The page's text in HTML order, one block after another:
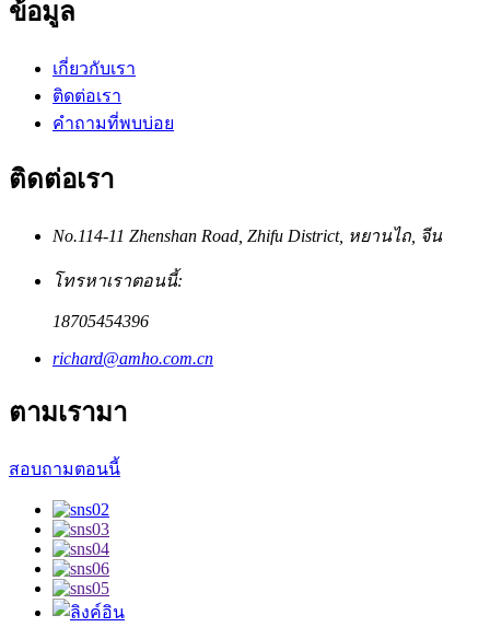
ข้อมูล
เกี่ยวกับเรา
ติดต่อเรา
คำถามที่พบบ่อย
ติดต่อเรา
No.114-11 Zhenshan Road, Zhifu District, หยานไถ, จีน
โทรหาเราตอนนี้:
18705454396
richard@amho.com.cn
ตามเรามา
สอบถามตอนนี้